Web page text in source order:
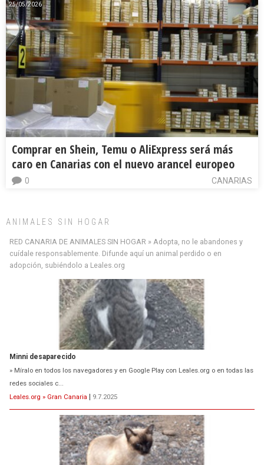
25/05/2026
Comprar en Shein, Temu o AliExpress será más
caro en Canarias con el nuevo arancel europeo
CANARIAS
0
ANIMALES SIN HOGAR
RED CANARIA DE ANIMALES SIN HOGAR » Adopta, no le abandones y
cuídale responsablemente. Difunde aquí un animal perdido o en
adopción, subiéndolo a Leales.org
Minni desaparecido
» Míralo en todos los navegadores y en Google Play con Leales.org o en todas las
redes sociales c...
Leales.org » Gran Canaria | 9.7.2025